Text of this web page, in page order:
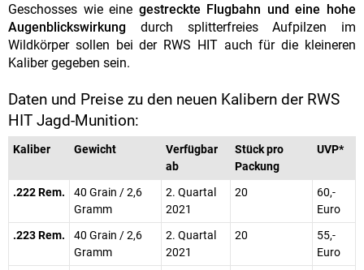
Geschosses wie eine gestreckte Flugbahn und eine hohe
Augenblickswirkung durch splitterfreies Aufpilzen im
Wildkörper sollen bei der RWS HIT auch für die kleineren
Kaliber gegeben sein.
Daten und Preise zu den neuen Kalibern der RWS
HIT Jagd-Munition:
Kaliber Gewicht
Verfügbar
ab
Stück pro
Packung
UVP*
.222 Rem.
40 Grain / 2,6
Gramm
2. Quartal
2021
20
60,-
Euro
.223 Rem.
40 Grain / 2,6
Gramm
2. Quartal
2021
20
55,-
Euro